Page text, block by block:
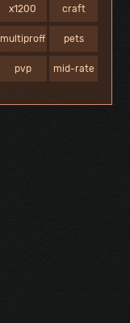
x1200 craft
multiproff pets
pvp mid-rate